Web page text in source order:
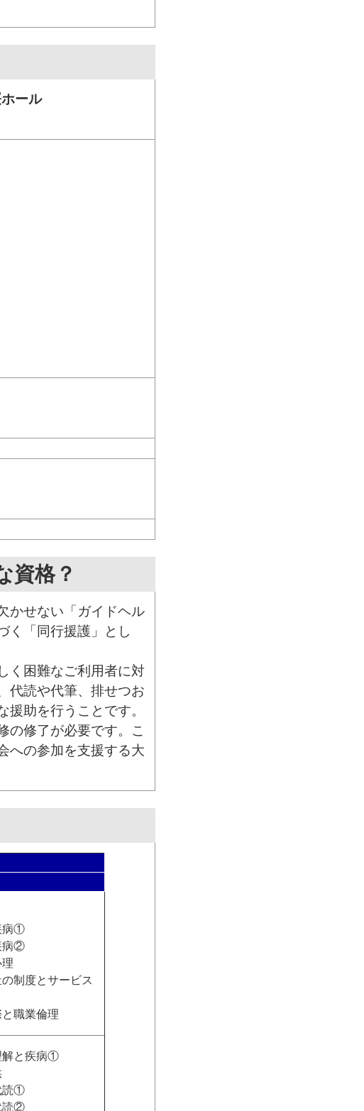
ール
資格？
かせない「ガイドヘル
く「同行援護」とし
く困難なご利用者に対
代読や代筆、排せつお
助を行うことです。
の修了が必要です。こ
への参加を支援する大
病①
病②
制度とサービス
職業倫理
解と疾病①
読①
読②